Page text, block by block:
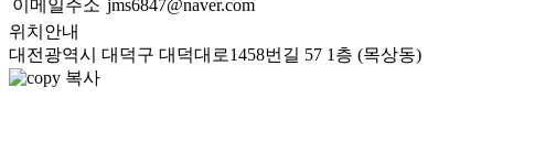
이메일주소 jms6847@naver.com
위치안내
대전광역시 대덕구 대덕대로1458번길 57 1층 (목상동)
복사